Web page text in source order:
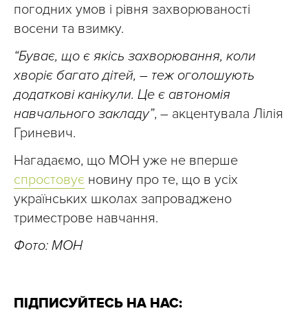
погодних умов і рівня захворюваності
восени та взимку.
“Буває, що є якісь захворювання, коли
хворіє багато дітей, – теж оголошують
додаткові канікули. Це є автономія
навчального закладу”, – акцентувала Лілія
Гриневич.
Нагадаємо, що МОН уже не вперше
спростовує новину про те, що в усіх
українських школах запроваджено
триместрове навчання.
Фото: МОН
ПІДПИСУЙТЕСЬ НА НАС: